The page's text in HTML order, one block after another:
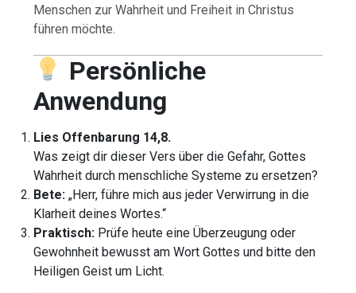
Menschen zur Wahrheit und Freiheit in Christus
führen möchte.
Persönliche
Anwendung
Lies Offenbarung 14,8.
Was zeigt dir dieser Vers über die Gefahr, Gottes
Wahrheit durch menschliche Systeme zu ersetzen?
Bete: „Herr, führe mich aus jeder Verwirrung in die
Klarheit deines Wortes.“
Praktisch: Prüfe heute eine Überzeugung oder
Gewohnheit bewusst am Wort Gottes und bitte den
Heiligen Geist um Licht.